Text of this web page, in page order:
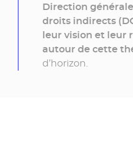
Direction
droits indirects
leur vision et leur
autour de cette
d’horizon.